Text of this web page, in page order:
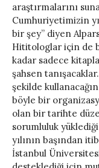
araştırmalarını
Cumhuriyetimizin
bir şey” diyen
Hititologlar için de
kadar sadece
şahsen
şekilde
böyle bir
olan bir tarihte
sorumluluk
yılının başından
İstanbul